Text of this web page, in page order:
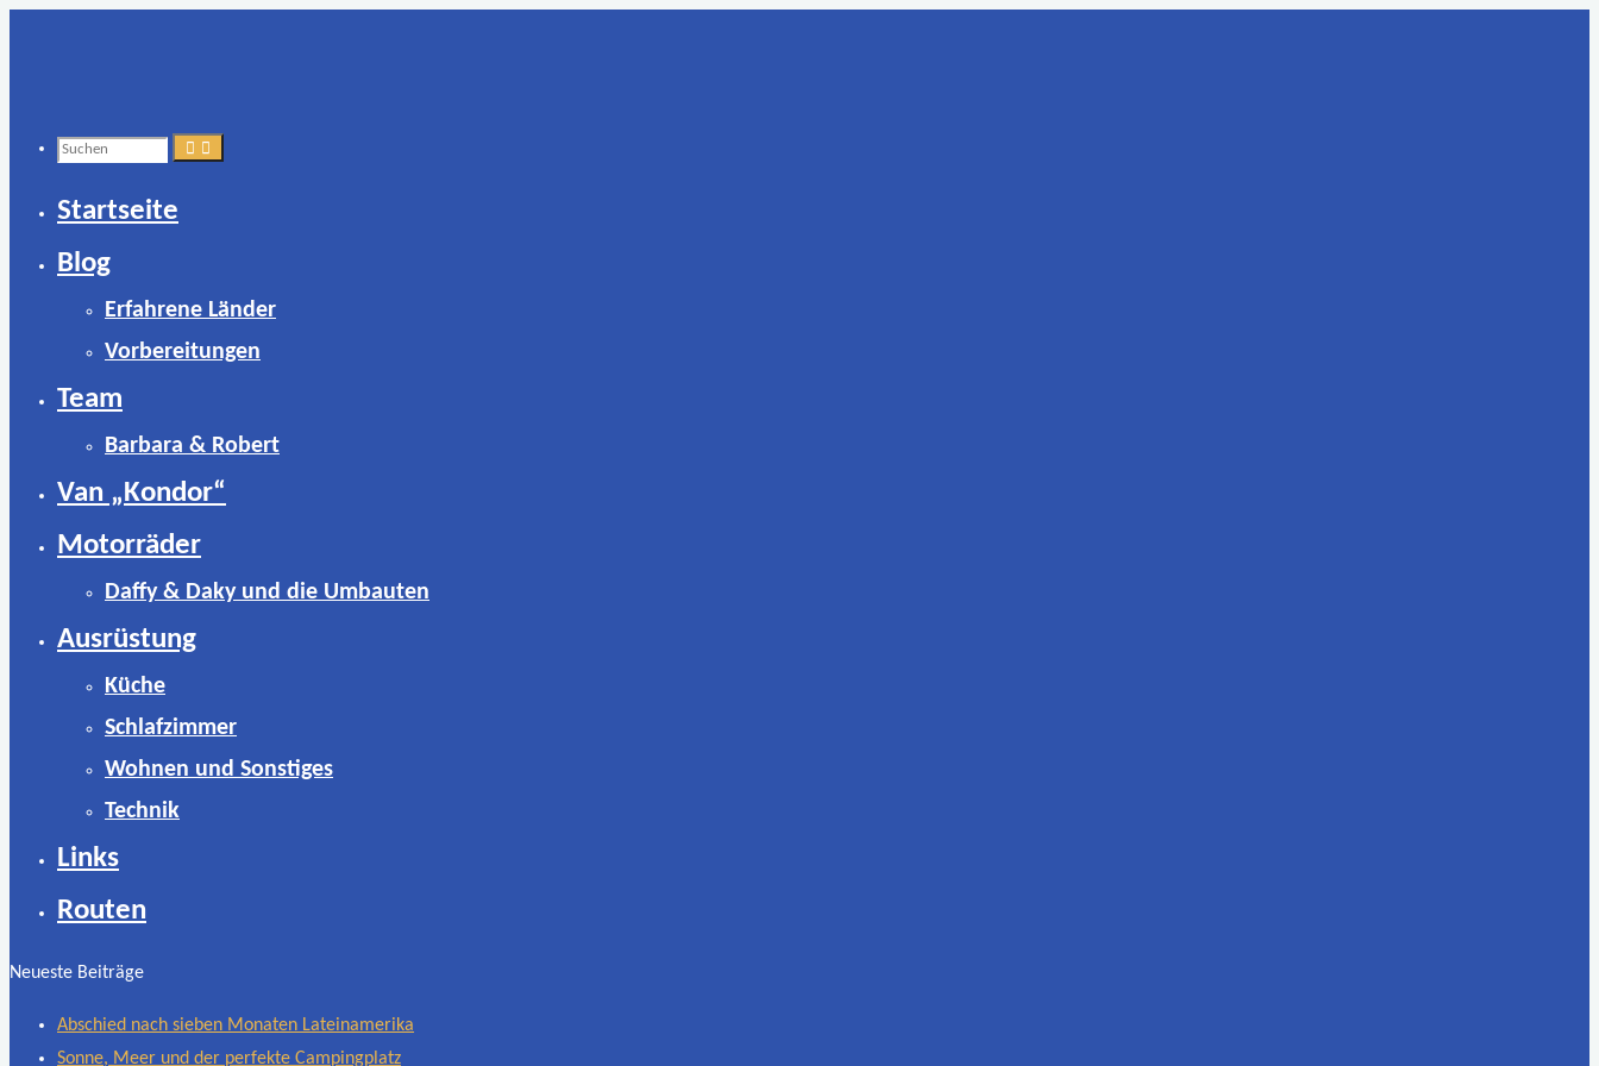
Suchen
nach:
Startseite
Blog
Erfahrene Länder
Vorbereitungen
Team
Barbara & Robert
Van „Kondor“
Motorräder
Daffy & Daky und die Umbauten
Ausrüstung
Küche
Schlafzimmer
Wohnen und Sonstiges
Technik
Links
Routen
Neueste Beiträge
Abschied nach sieben Monaten Lateinamerika
Sonne, Meer und der perfekte Campingplatz